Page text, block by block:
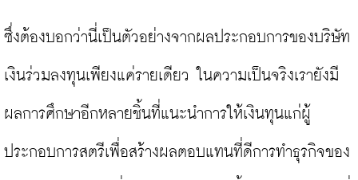
ซึ่งต้องบอกว่านี่เป็นตัวอย่างจากผลประกอบการของบริษัท
เงินร่วมลงทุนเพียงแค่รายเดียว ในความเป็นจริงเรายังมี
ผลการศึกษาอีกหลายชิ้นที่แนะนำการให้เงินทุนแก่ผู้
ประกอบการสตรีเพื่อสร้างผลตอบแทนที่ดีการทำธุรกิจของ